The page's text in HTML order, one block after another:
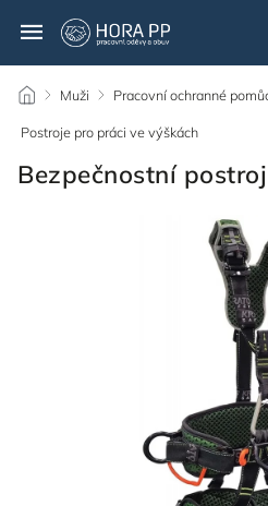
/ Muži / Pracovní ochranné
Postroje pro práci ve výškách
Bezpečnostní